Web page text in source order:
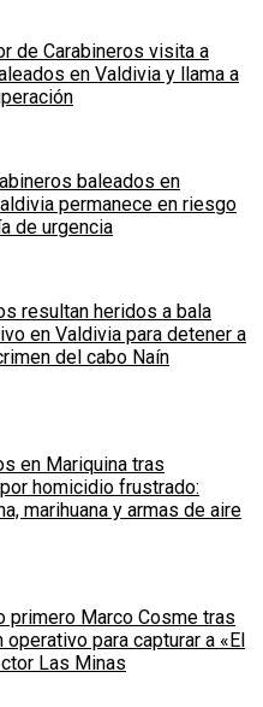
de Carabineros visita a
en Valdivia y llama a
baleados en
permanece en riesgo
de urgencia
resultan heridos a bala
en Valdivia para detener a
del cabo Naín
en Mariquina tras
homicidio frustrado:
marihuana y armas de aire
primero Marco Cosme tras
para capturar a «El
Las Minas